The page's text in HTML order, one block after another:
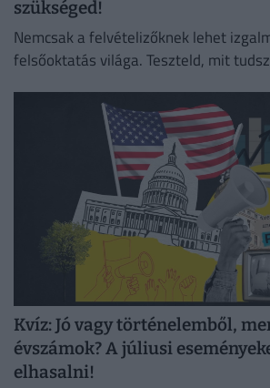
szükséged!
Nemcsak a felvételizőknek lehet
felsőoktatás világa. Teszteld, mit
Kvíz: Jó vagy történelemből,
évszámok? A júliusi
elhasalni!